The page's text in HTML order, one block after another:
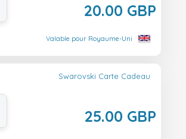
20.00 GBP
Valable pour Royaume-Uni
Swarovski Carte Cadeau
25.00 GBP